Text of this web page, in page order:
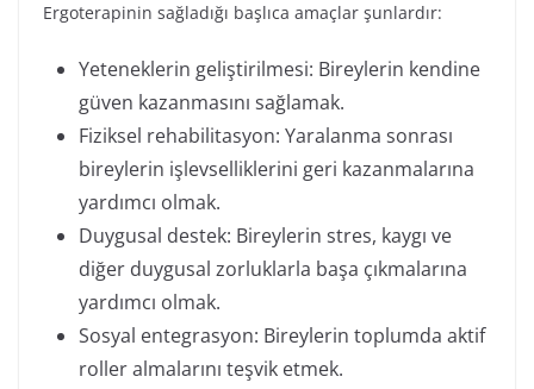
Ergoterapinin sağladığı başlıca amaçlar şunlardır:
Yeteneklerin geliştirilmesi: Bireylerin kendine
güven kazanmasını sağlamak.
Fiziksel rehabilitasyon: Yaralanma sonrası
bireylerin işlevselliklerini geri kazanmalarına
yardımcı olmak.
Duygusal destek: Bireylerin stres, kaygı ve
diğer duygusal zorluklarla başa çıkmalarına
yardımcı olmak.
Sosyal entegrasyon: Bireylerin toplumda aktif
roller almalarını teşvik etmek.